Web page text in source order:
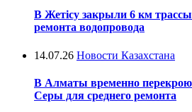
В Жетісу закрыли 6 км трассы
ремонта водопровода
14.07.26 Новости Казахстана
В Алматы временно
Серы для среднего ремонта